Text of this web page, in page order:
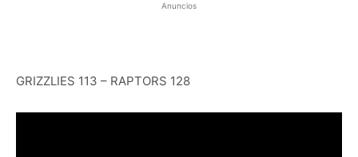
Anuncios
GRIZZLIES 113 – RAPTORS 128